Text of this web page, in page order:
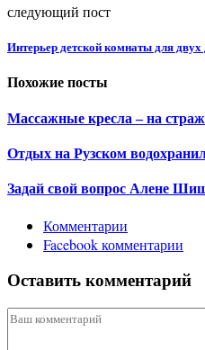
следующий пост
Интерьер детской комнаты для двух
Похожие посты
Массажные кресла – на
Отдых на Рузском
Задай свой вопрос Алене
Комментарии
Facebook комментарии
Оставить комментарий